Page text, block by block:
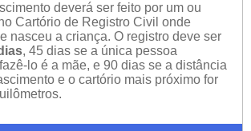
deverá ser feito por um ou
Cartório de Registro Civil onde
nasceu a criança. O registro deve ser
, 45 dias se a única pessoa
lo é a mãe, e 90 dias se a distância
e o cartório mais próximo for